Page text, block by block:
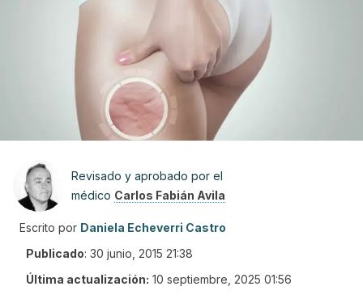
Revisado y aprobado por el
médico Carlos Fabián Avila
Escrito por Daniela Echeverri Castro
Publicado: 30 junio, 2015 21:38
Última actualización: 10 septiembre, 2025 01:56